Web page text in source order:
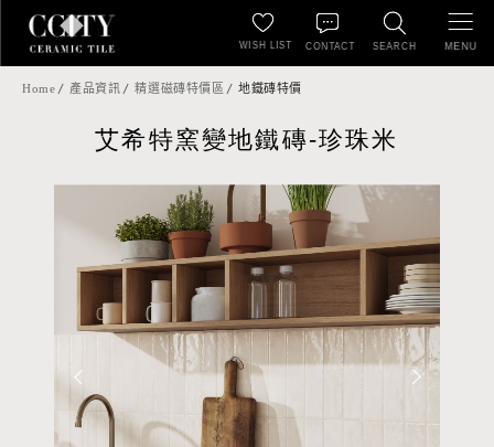
SEARCH
WISH LIST CONTACT MENU
Home 產品資訊 精選磁磚特價區 地鐵磚特價
艾希特窯變地鐵磚-珍珠米